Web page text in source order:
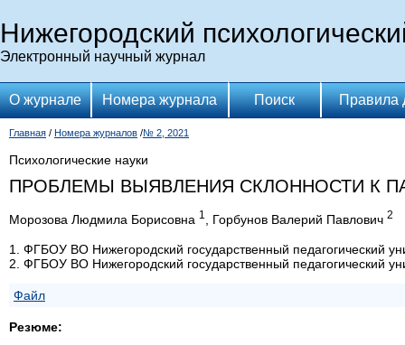
Нижегородский
Электронный научный журнал
О журнале Номера журнала Поиск Правила
Главная / Номера журналов /№ 2, 2021
Психологические науки
ПРОБЛЕМЫ ВЫЯВЛЕНИЯ СКЛОННОСТИ К
Морозова Людмила Борисовна 1 , Горбунов Валерий Павлович 2
1. ФГБОУ ВО Нижегородский государственный педагогический
2. ФГБОУ ВО Нижегородский государственный педагогический
Файл
Резюме: